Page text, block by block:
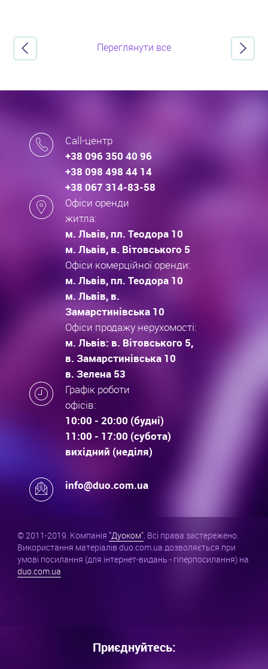
Переглянути все
Call-центр
+38 096 350 40 96
+38 098 498 44 14
+38 067 314-83-58
Офіси оренди
житла:
м. Львів, пл. Теодора 10
м. Львів, в. Вітовського 5
Офіси комерційної оренди:
м. Львів, пл. Теодора 10
м. Львів, в.
Замарстинівська 10
Офіси продажу нерухомості:
м. Львів: в. Вітовського 5,
в. Замарстинівська 10
в. Зелена 53
Графік роботи
офісів:
10:00 - 20:00 (будні)
11:00 - 17:00 (субота)
вихідний (неділя)
info@duo.com.ua
© 2011-2019. Компанія "Дуоком". Всі права застережено.
Використання матеріалів duo.com.ua дозволяється при
умові посилання (для інтернет-видань - гіперпосилання) на
duo.com.ua
.
Приєднуйтесь: